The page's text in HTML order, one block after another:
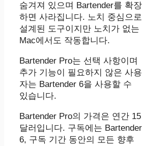
숨겨져 있으며 Bartender를 확장
하면 사라집니다. 노치 중심으로
설계된 도구이지만 노치가 없는
Mac에서도 작동합니다.
Bartender Pro는 선택 사항이며
추가 기능이 필요하지 않은 사용
자는 Bartender 6을 사용할 수
있습니다.
Bartender Pro의 가격은 연간 15
달러입니다. 구독에는 Bartender
6, 구독 기간 동안의 모든 향후